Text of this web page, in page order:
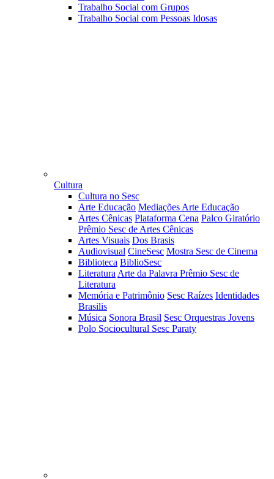
Trabalho Social com Grupos
Trabalho Social com Pessoas Idosas
Cultura
Cultura no Sesc
Arte Educação Mediações Arte Educação
Artes Cênicas Plataforma Cena Palco Giratório
Prêmio Sesc de Artes Cênicas
Artes Visuais Dos Brasis
Audiovisual CineSesc Mostra Sesc de Cinema
Biblioteca BiblioSesc
Literatura Arte da Palavra Prêmio Sesc de
Literatura
Memória e Patrimônio Sesc Raízes Identidades
Brasilis
Música Sonora Brasil Sesc Orquestras Jovens
Polo Sociocultural Sesc Paraty